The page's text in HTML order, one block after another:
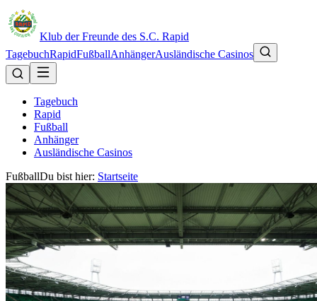
Klub der Freunde des S.C. Rapid
TagebuchRapidFußballAnhängerAusländische Casinos
Tagebuch
Rapid
Fußball
Anhänger
Ausländische Casinos
FußballDu bist hier: Startseite